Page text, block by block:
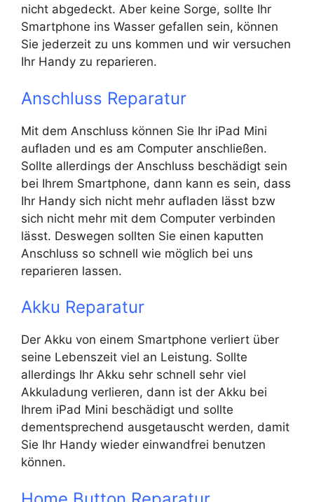
nicht abgedeckt. Aber keine Sorge, sollte Ihr
Smartphone ins Wasser gefallen sein, können
Sie jederzeit zu uns kommen und wir versuchen
Ihr Handy zu reparieren.
Anschluss Reparatur
Mit dem Anschluss können Sie Ihr iPad Mini
aufladen und es am Computer anschließen.
Sollte allerdings der Anschluss beschädigt sein
bei Ihrem Smartphone, dann kann es sein, dass
Ihr Handy sich nicht mehr aufladen lässt bzw
sich nicht mehr mit dem Computer verbinden
lässt. Deswegen sollten Sie einen kaputten
Anschluss so schnell wie möglich bei uns
reparieren lassen.
Akku Reparatur
Der Akku von einem Smartphone verliert über
seine Lebenszeit viel an Leistung. Sollte
allerdings Ihr Akku sehr schnell sehr viel
Akkuladung verlieren, dann ist der Akku bei
Ihrem iPad Mini beschädigt und sollte
dementsprechend ausgetauscht werden, damit
Sie Ihr Handy wieder einwandfrei benutzen
können.